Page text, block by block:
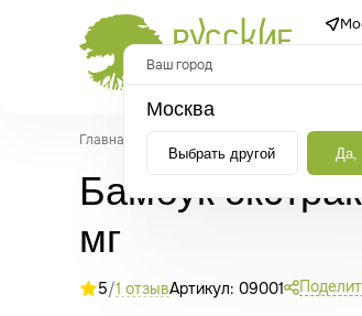
Главная Добавки и нутрицевтики
Бамбук
мг
5/1 отзывАртикул: 09001
Ваш город
Москва
Выбрать другой Да,